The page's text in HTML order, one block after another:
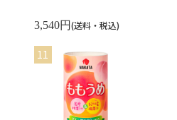
3,540円(送料・税込)